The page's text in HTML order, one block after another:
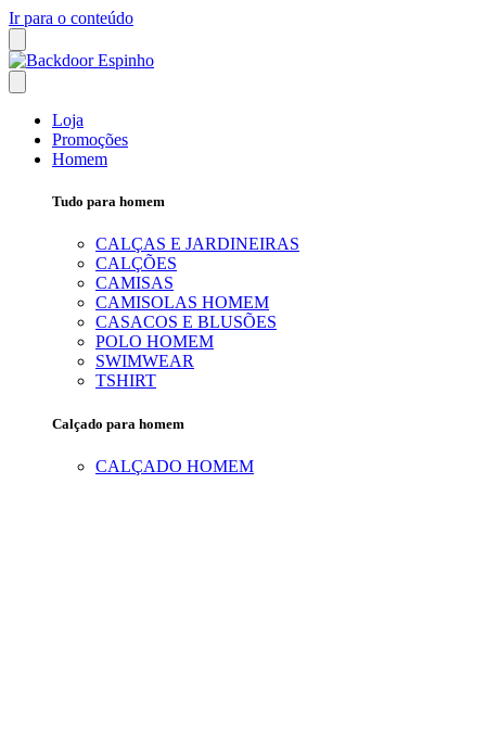
Ir para o conteúdo
Loja
Promoções
Homem
Tudo para homem
CALÇAS E JARDINEIRAS
CALÇÕES
CAMISAS
CAMISOLAS HOMEM
CASACOS E BLUSÕES
POLO HOMEM
SWIMWEAR
TSHIRT
Calçado para homem
CALÇADO HOMEM